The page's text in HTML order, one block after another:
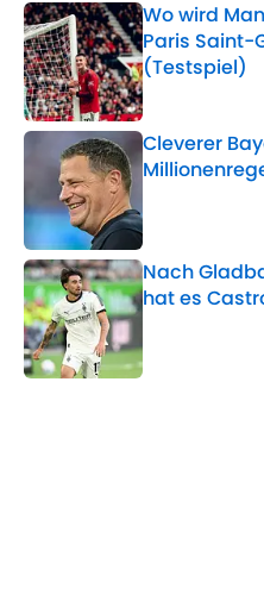
Wo wird
Paris Saint-
(Testspiel)
Published by
Cleverer
Nach
hat es